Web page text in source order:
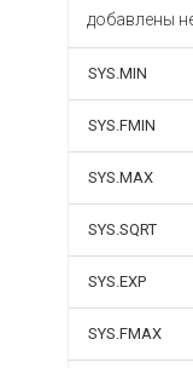
добавлены
SYS.MIN
SYS.FMIN
SYS.MAX
SYS.SQRT
SYS.EXP
SYS.FMAX